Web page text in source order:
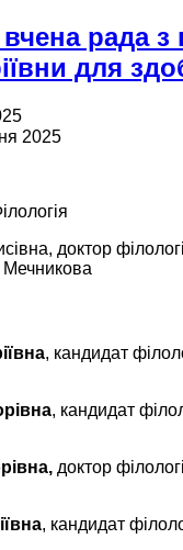
вчена рада
для
2025
доктор
Мечникова
, кандидат
, кандидат
доктор
, кандидат